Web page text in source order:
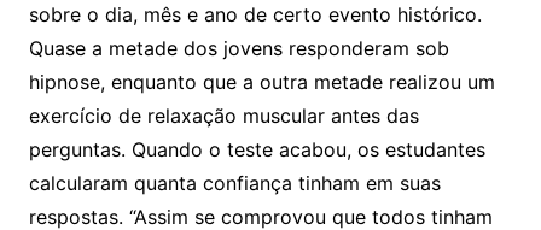
sobre o dia, mês e ano de certo evento histórico.
Quase a metade dos jovens responderam sob
hipnose, enquanto que a outra metade realizou um
exercício de relaxação muscular antes das
perguntas. Quando o teste acabou, os estudantes
calcularam quanta confiança tinham em suas
respostas. “Assim se comprovou que todos tinham